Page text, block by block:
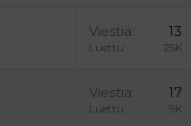
Viestiä 13
Luettu 25K
Viestiä 17
Luettu 9K